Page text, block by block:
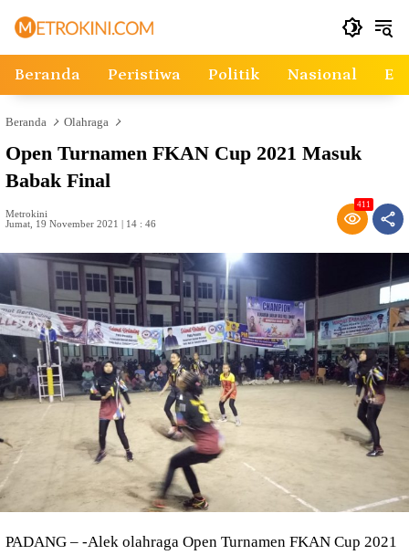
Beranda Peristiwa Politik Nasional
Beranda Olahraga
Open Turnamen FKAN Cup 2021 Masuk
Babak Final
Metrokini
Jumat, 19 November 2021 | 14 : 46
411
PADANG – -Alek olahraga Open Turnamen FKAN Cup 2021